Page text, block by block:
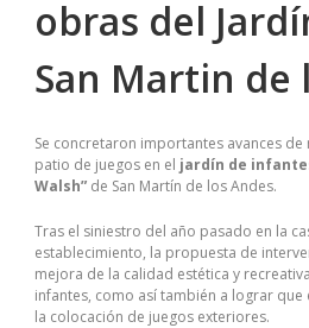
obras del
San Martin de
Se concretaron importantes avances
patio de juegos en el jardín de
Walsh” de San Martín de los Andes.
Tras el siniestro del año pasado en la
establecimiento, la propuesta de
mejora de la calidad estética y
infantes, como así también a lograr que
la colocación de juegos exteriores.